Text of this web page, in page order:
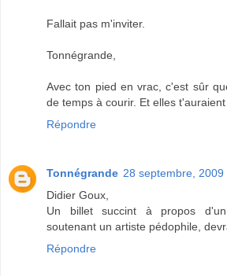
Fallait pas m'inviter.
Tonnégrande,
Avec ton pied en vrac, c'est sûr
de temps à courir. Et elles t'auraient
Répondre
Tonnégrande 28 septembre, 2009
Didier Goux,
Un billet succint à propos d'un
soutenant un artiste pédophile,
Répondre